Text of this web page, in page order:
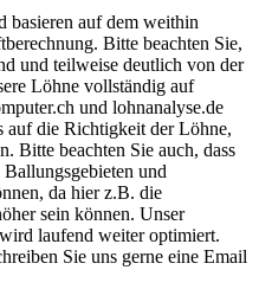
basieren auf dem weithin
Bitte beachten Sie,
und teilweise deutlich von der
Löhne vollständig auf
und lohnanalyse.de
auf die Richtigkeit der Löhne,
Bitte beachten Sie auch, dass
und
da hier z.B. die
sein können. Unser
laufend weiter optimiert.
Sie uns gerne eine Email